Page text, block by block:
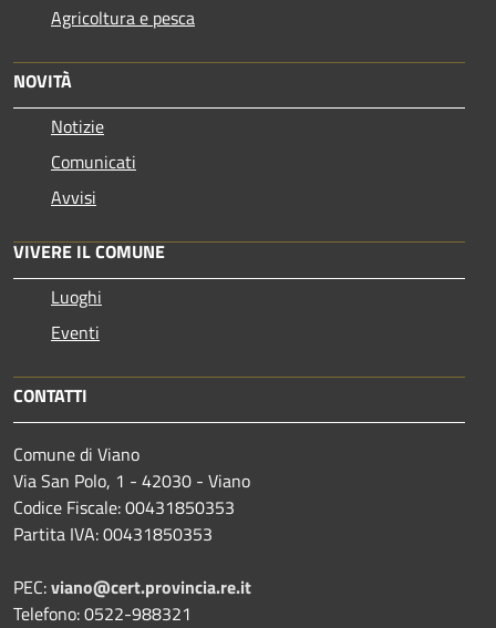
Agricoltura e pesca
NOVITÀ
Notizie
Comunicati
Avvisi
VIVERE IL COMUNE
Luoghi
Eventi
CONTATTI
Comune di Viano
Via San Polo, 1 - 42030 - Viano
Codice Fiscale: 00431850353
Partita IVA: 00431850353
PEC:viano@cert.provincia.re.it
Telefono: 0522-988321